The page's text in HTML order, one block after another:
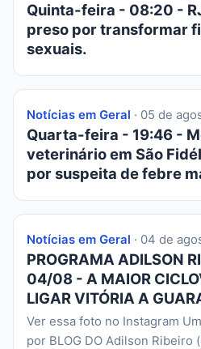
Quinta-feira - 08:20 -
preso por transformar
sexuais.
Notícias em Geral · 05 de
Quarta-feira - 19:46 -
veterinário em São
por suspeita de febre
Notícias em Geral · 04 de
PROGRAMA ADILSON
04/08 - A MAIOR
LIGAR VITÓRIA A
Ver essa foto no Instagram
por BLOG DO Adilson Ribeiro